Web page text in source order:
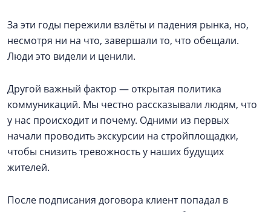
За эти годы пережили взлёты и падения рынка, но,
несмотря ни на что, завершали то, что обещали.
Люди это видели и ценили.
Другой важный фактор — открытая политика
коммуникаций. Мы честно рассказывали людям, что
у нас происходит и почему. Одними из первых
начали проводить экскурсии на стройплощадки,
чтобы снизить тревожность у наших будущих
жителей.
После подписания договора клиент попадал в